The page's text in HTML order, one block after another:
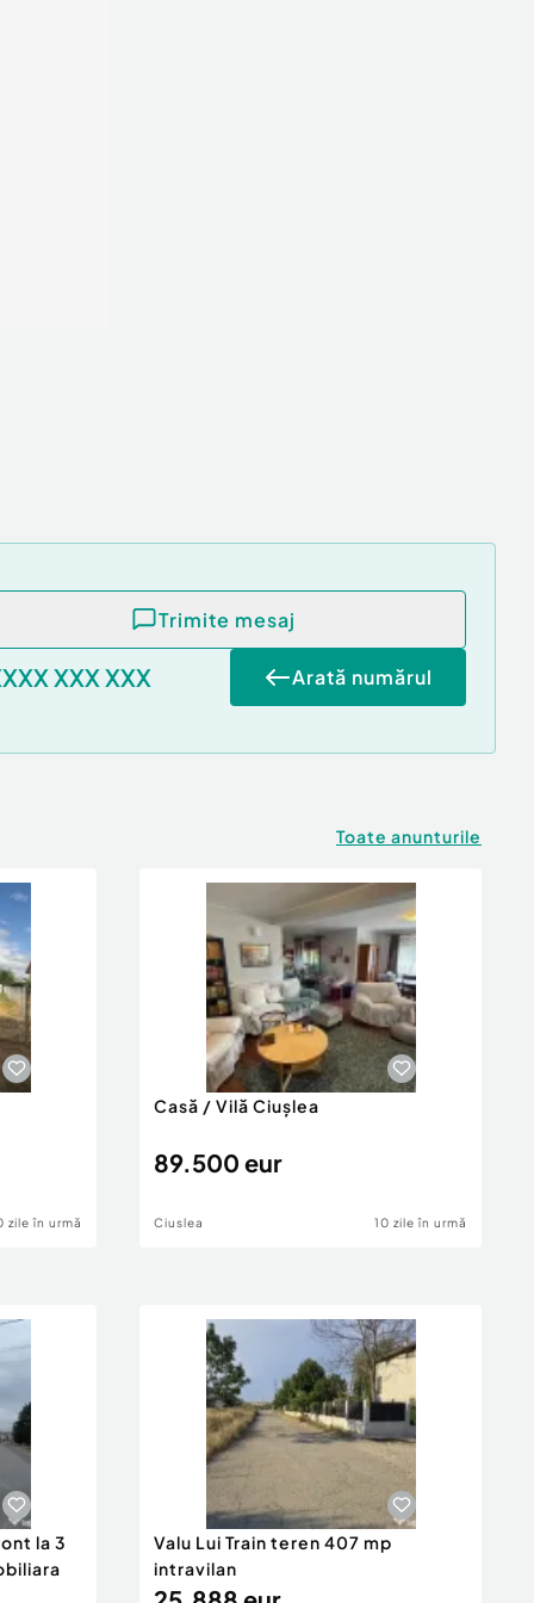
Trimite mesaj
XXX XXX Arată numărul
Toate anunturile
zile în urmă
Casă / Vilă Ciușlea
89.500 eur
Ciuslea 10 zile în urmă
la 3
Valu Lui Train teren 407 mp
intravilan